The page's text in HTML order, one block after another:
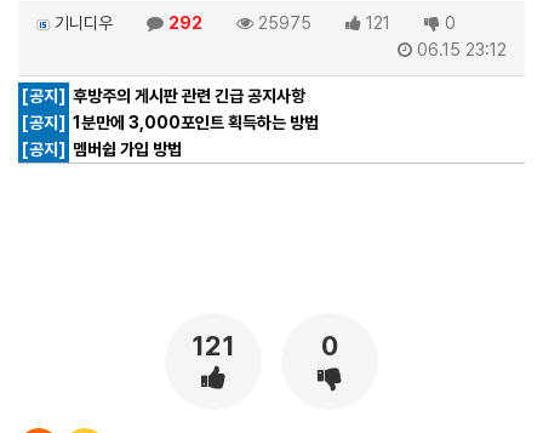
기니디우 292 25975 121
0
06.15 23:12
[공지] 후방주의 게시판 관련 긴급 공지사항
[공지] 1분만에 3,000포인트 획득하는 방법
[공지]
멤버쉽 가입 방법
121 0